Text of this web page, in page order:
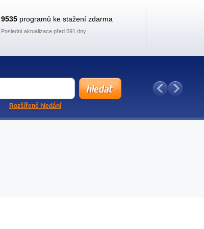
9535 programů ke stažení zdarma
Poslední aktualizace před 591 dny
Rozšířené hledání